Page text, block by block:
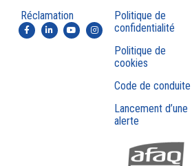
Réclamation
Politique de
confidentialité
Politique de
cookies
Code de conduite
Lancement d’une
alerte